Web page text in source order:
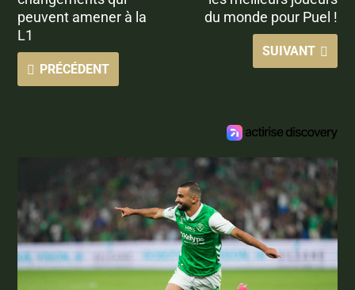
peuvent amener à la
L1
PRÉCÉDENT
du monde pour Puel !
SUIVANT